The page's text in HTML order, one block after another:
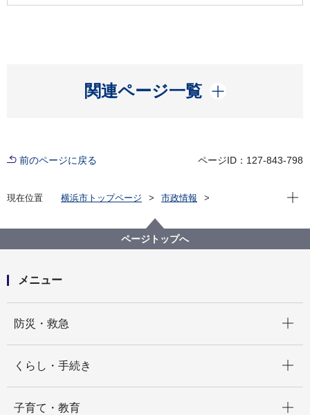
関連ページ一覧
開く
前のページに戻る ページID：127-843-798
現在位置 横浜市トップページ
市政情報
消防局 保土ケ谷消防署 本陣消防出張所
現在
ページトップへ
メニュー
防災・救急
くらし・手続き
子育て・教育